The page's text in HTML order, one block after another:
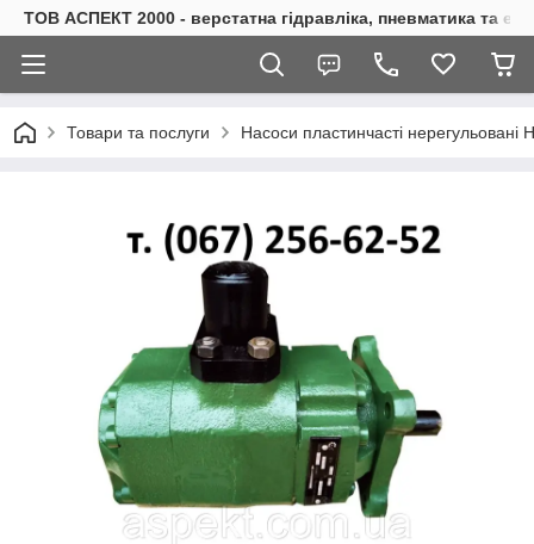
ТОВ АСПЕКТ 2000 - верстатна гідравліка, пневматика та
Товари та послуги Насоси пластинчасті